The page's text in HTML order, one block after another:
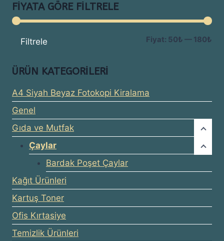
FIYATA GÖRE FILTRELE
Filtrele Fiyat: 50₺ — 180₺
ÜRÜN KATEGORILERI
A4 Siyah Beyaz Fotokopi Kiralama
Genel
Gıda ve Mutfak
Çaylar
Bardak Poşet Çaylar
Kağıt Ürünleri
Kartuş Toner
Ofis Kırtasiye
Temizlik Ürünleri